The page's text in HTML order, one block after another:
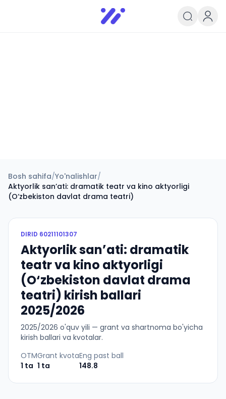
Infoedu
Ta&#039;lim xabarlari va
Bosh sahifa/Yo'nalishlar/
Aktyorlik sanʼati: dramatik teatr va kino aktyorligi
(O‘zbekiston davlat drama teatri)
DIRID 60211101307
Aktyorlik sanʼati: dramatik
teatr va kino aktyorligi
(O‘zbekiston davlat drama
teatri) kirish ballari
2025/2026
2025/2026 o'quv yili — grant va shartnoma bo'yicha
kirish ballari va kvotalar.
OTM
1 ta
Grant kvota
1 ta
Eng past ball
148.8